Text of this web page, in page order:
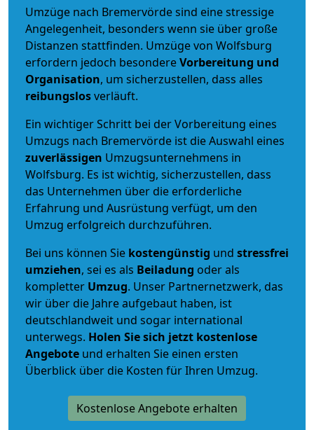
Umzüge nach Bremervörde sind eine stressige
Angelegenheit, besonders wenn sie über große
Distanzen stattfinden. Umzüge von Wolfsburg
erfordern jedoch besondereVorbereitung und
Organisation, um sicherzustellen, dass alles
reibungslosverläuft.
Ein wichtiger Schritt bei der Vorbereitung eines
Umzugs nach Bremervörde ist die Auswahl eines
zuverlässigen Umzugsunternehmens in
Wolfsburg. Es ist wichtig, sicherzustellen, dass
das Unternehmen über die erforderliche
Erfahrung und Ausrüstung verfügt, um den
Umzug erfolgreich durchzuführen.
Bei uns können Sie kostengünstig und stressfrei
umziehen, sei es als Beiladung oder als
kompletter Umzug. Unser Partnernetzwerk, das
wir über die Jahre aufgebaut haben, ist
deutschlandweit und sogar international
unterwegs. Holen Sie sich jetzt kostenlose
Angebote und erhalten Sie einen ersten
Überblick über die Kosten für Ihren Umzug.
Kostenlose Angebote erhalten